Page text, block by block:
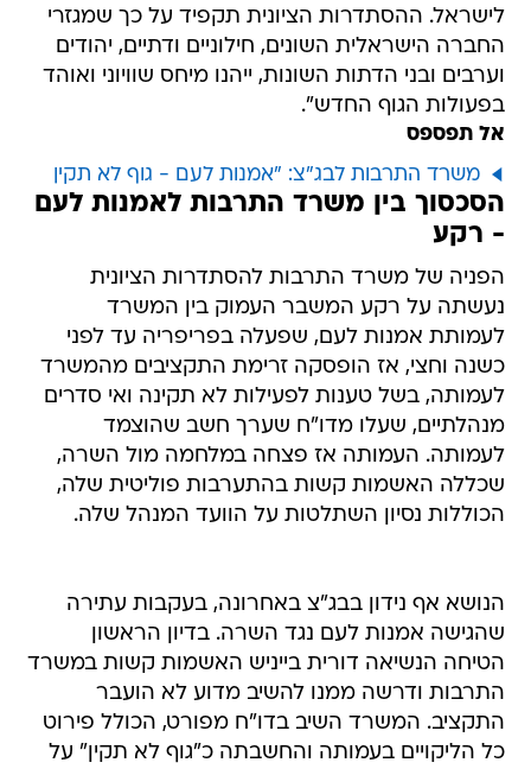
לישראל. ההסתדרות הציונית תקפיד על כך שמגזרי
החברה הישראלית השונים, חילוניים ודתיים, יהודים
וערבים ובני הדתות השונות, ייהנו מיחס שוויוני ואוהד
בפעולות הגוף החדש".
אל תפספס
משרד התרבות לבג"צ: "אמנות לעם - גוף לא תקין
הסכסוך בין משרד התרבות לאמנות לעם
- רקע
הפניה של משרד התרבות להסתדרות הציונית
נעשתה על רקע המשבר העמוק בין המשרד
לעמותת אמנות לעם, שפעלה בפריפריה עד לפני
כשנה וחצי, אז הופסקה זרימת התקציבים מהמשרד
לעמותה, בשל טענות לפעילות לא תקינה ואי סדרים
מנהלתיים, שעלו מדו"ח שערך חשב שהוצמד
לעמותה. העמותה אז פצחה במלחמה מול השרה,
שכללה האשמות קשות בהתערבות פוליטית שלה,
הכוללות נסיון השתלטות על הוועד המנהל שלה.
הנושא אף נידון בבג"צ באחרונה, בעקבות עתירה
שהגישה אמנות לעם נגד השרה. בדיון הראשון
הטיחה הנשיאה דורית בייניש האשמות קשות במשרד
התרבות ודרשה ממנו להשיב מדוע לא הועבר
התקציב. המשרד השיב בדו"ח מפורט, הכולל פירוט
כל הליקויים בעמותה והחשבתה כ"גוף לא תקין" על